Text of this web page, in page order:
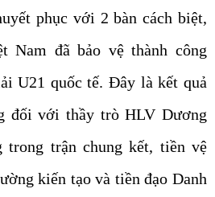
phục với 2 bàn cách biệt,
Nam đã bảo vệ thành công
U21 quốc tế. Đây là kết quả
đối với thầy trò HLV Dương
trong trận chung kết, tiền vệ
kiến tạo và tiền đạo Danh